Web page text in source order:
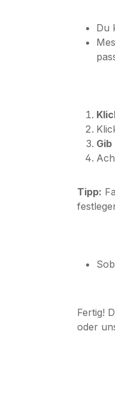
Du
Tipp:
Fertig!
oder